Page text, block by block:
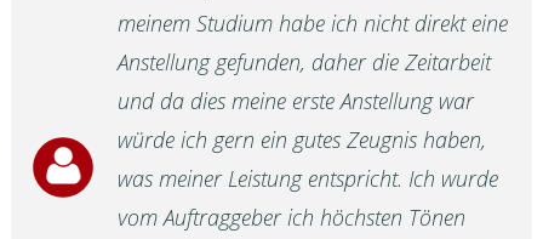
meinem Studium habe ich nicht direkt eine
Anstellung gefunden, daher die Zeitarbeit
und da dies meine erste Anstellung war
würde ich gern ein gutes Zeugnis haben,
was meiner Leistung entspricht. Ich wurde
vom Auftraggeber ich höchsten Tönen